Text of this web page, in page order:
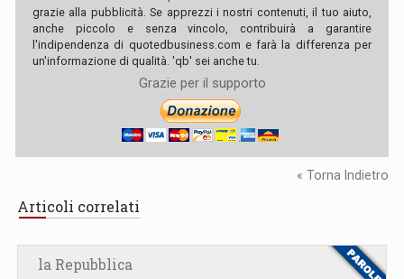
grazie alla pubblicità. Se apprezzi i nostri contenuti, il tuo aiuto,
anche piccolo e senza vincolo, contribuirà a garantire
l'indipendenza di quotedbusiness.com e farà la differenza per
un'informazione di qualità. 'qb' sei anche tu.
Grazie per il supporto
« Torna Indietro
Articoli correlati
la Repubblica